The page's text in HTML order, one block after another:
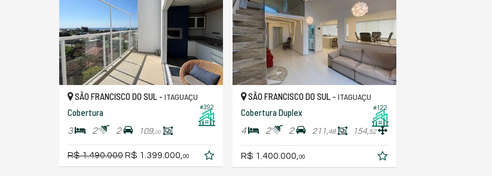
#392
SÃO FRANCISCO DO SUL - ITAGUAÇU
Cobertura
3 2 2 109,00
R$ 1.490.000R$ 1.399.000, 00
#122
SÃO FRANCISCO DO SUL - ITAGUAÇU
Cobertura Duplex
4 2 2 211,48 154,52
R$ 1.400.000, 00